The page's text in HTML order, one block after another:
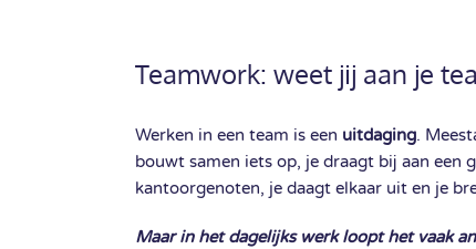
Teamwork: weet jij aan je
Werken in een team is een uitdaging.
bouwt samen iets op, je draagt bij aan een
kantoorgenoten, je daagt elkaar uit en je
Maar in het dagelijks werk loopt het vaak